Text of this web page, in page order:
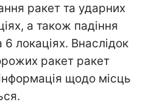
ракет та ударних
а також падіння
локаціях. Внаслідок
ракет ракет
щодо місць